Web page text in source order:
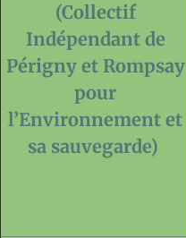
(Collectif
Indépendant de
Périgny et Rompsay
pour
l’Environnement et
sa sauvegarde)